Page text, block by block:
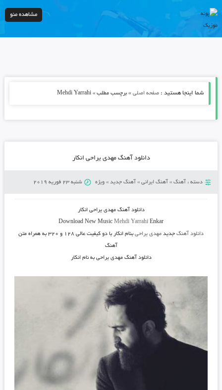
مشاهده منو
شما اینجا هستید : صفحه اصلی» برچسب مطلب » Mehdi Yarrahi
دانلود آهنگ مهدی یراحی انکار
دسته : آهنگ» آهنگ ایرانی» آهنگ جدید» ویژه شنبه 23 فوریه 2019
دانلود آهنگمهدی یراحی انکار
Download New MusicMehdi Yarrahi Enkar
دانلود آهنگجدید مهدی یراحیبنام انکار
با دو کیفیت عالی ۱۲۸ و ۳۲۰ به همراه متن
آهنگ
دانلود آهنگ مهدی یراحی به نام انکار